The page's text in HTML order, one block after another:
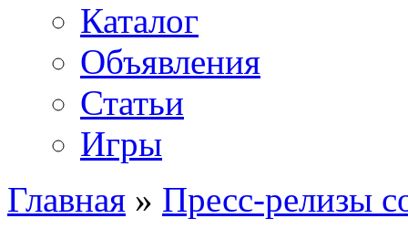
Каталог
Объявления
Статьи
Игры
Главная » Пресс-релизы